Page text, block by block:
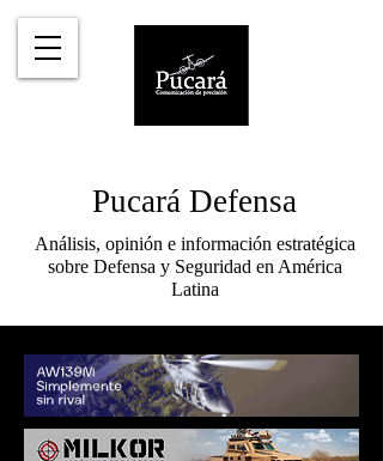
Pucará Defensa
Análisis, opinión e información estratégica
sobre Defensa y Seguridad en América
Latina